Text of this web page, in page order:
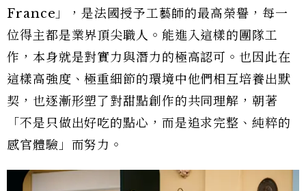
France」，是法國授予工藝師的最高榮譽，每一
位得主都是業界頂尖職人。能進入這樣的團隊工
作，本身就是對實力與潛力的極高認可。也因此在
這樣高強度、極重細節的環境中他們相互培養出默
契，也逐漸形塑了對甜點創作的共同理解，朝著
「不是只做出好吃的點心，而是追求完整、純粹的
感官體驗」而努力。